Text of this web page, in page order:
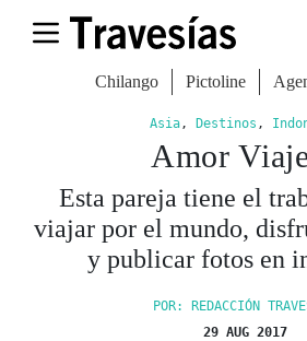
Chilango Pictoline
Asia, Destinos ,
Amor
Esta pareja tiene el
viajar por el mundo,
y publicar fotos en
POR: REDACCIÓN
29 AUG 2017